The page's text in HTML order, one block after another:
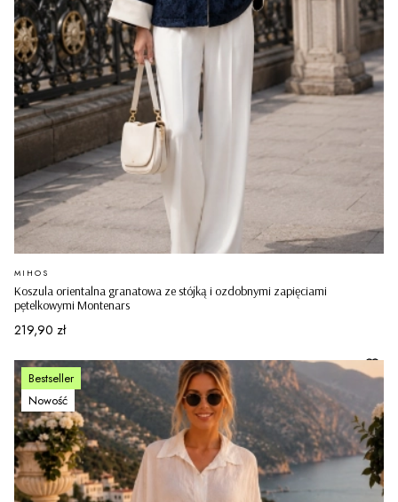
Koszula orientalna granatowa ze stójką i ozdobnymi zapięciami
pętelkowymi Montenars
PRODUCENT
MIHOS
Cena
219,90 zł
Bestseller
Nowość